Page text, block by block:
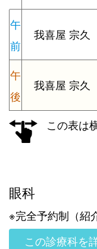
午
前
我喜屋 宗久
午
後
我喜屋 宗久
この表は
眼科
※完全予約制（紹
この診療科を